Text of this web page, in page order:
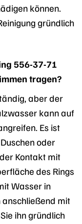
können.
gründlich
556-37-71
tragen?
aber der
kann auf
Es ist
oder
Kontakt mit
des Rings
Wasser in
anschließend mit
ihn gründlich